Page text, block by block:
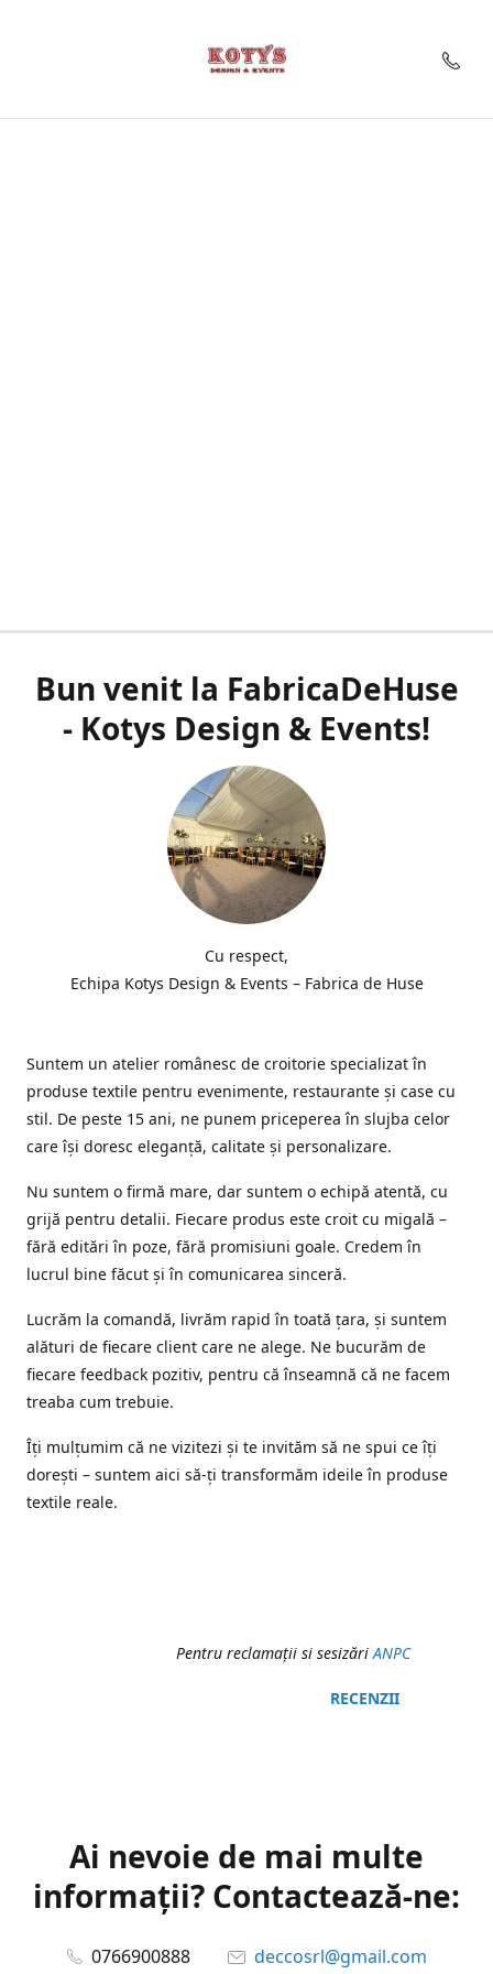
Bun venit la FabricaDeHuse
- Kotys Design & Events!
Cu respect,
Echipa Kotys Design & Events – Fabrica de Huse
Suntem un atelier românesc de croitorie specializat în
produse textile pentru evenimente, restaurante și case cu
stil. De peste 15 ani, ne punem priceperea în slujba celor
care își doresc eleganță, calitate și personalizare.
Nu suntem o firmă mare, dar suntem o echipă atentă, cu
grijă pentru detalii. Fiecare produs este croit cu migală –
fără editări în poze, fără promisiuni goale. Credem în
lucrul bine făcut și în comunicarea sinceră.
Lucrăm la comandă, livrăm rapid în toată țara, și suntem
alături de fiecare client care ne alege. Ne bucurăm de
fiecare feedback pozitiv, pentru că înseamnă că ne facem
treaba cum trebuie.
Îți mulțumim că ne vizitezi și te invităm să ne spui ce îți
dorești – suntem aici să-ți transformăm ideile în produse
textile reale.
Pentru reclamaţii si sesizăriANPC
RECENZII
Ai nevoie de mai multe
informații? Contactează-ne:
0766900888 deccosrl@gmail.com